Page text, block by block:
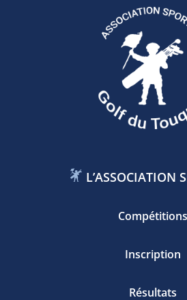
L’ASSOCIATION
Compétitions
Inscription
Résultats